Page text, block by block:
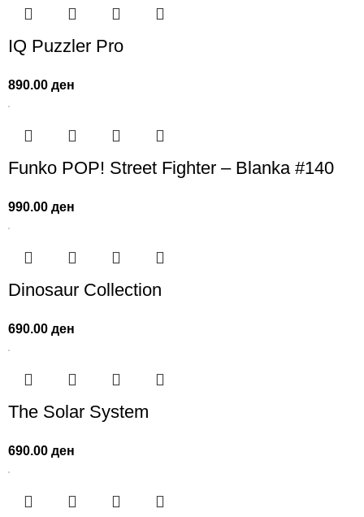
IQ Puzzler Pro
890.00ден
Funko POP! Street Fighter – Blanka #140
990.00ден
Dinosaur Collection
690.00ден
The Solar System
690.00ден